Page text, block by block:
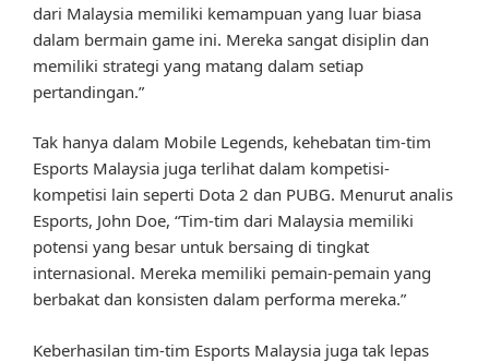
dari Malaysia memiliki kemampuan yang luar biasa
dalam bermain game ini. Mereka sangat disiplin dan
memiliki strategi yang matang dalam setiap
pertandingan.”
Tak hanya dalam Mobile Legends, kehebatan tim-tim
Esports Malaysia juga terlihat dalam kompetisi-
kompetisi lain seperti Dota 2 dan PUBG. Menurut analis
Esports, John Doe, “Tim-tim dari Malaysia memiliki
potensi yang besar untuk bersaing di tingkat
internasional. Mereka memiliki pemain-pemain yang
berbakat dan konsisten dalam performa mereka.”
Keberhasilan tim-tim Esports Malaysia juga tak lepas